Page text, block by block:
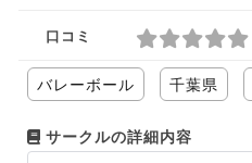
口コミ
バレーボール 千葉県
サークルの詳細内容